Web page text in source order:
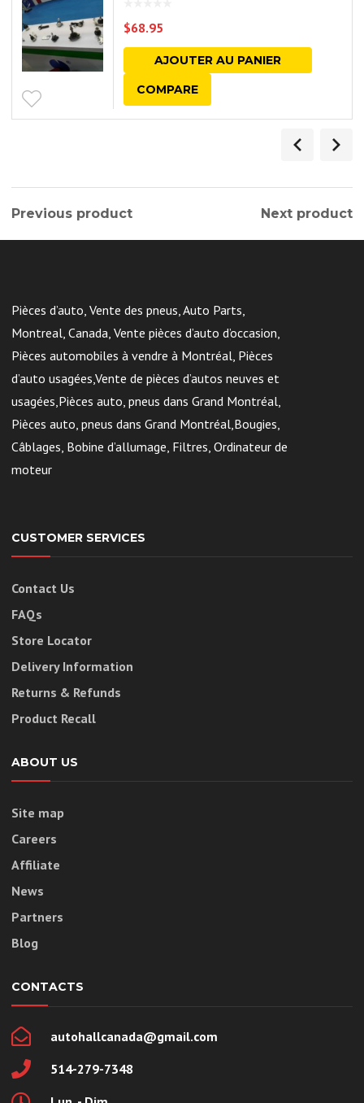
$68.95
AJOUTER AU PANIER
COMPARE
Previous product Next product
Pièces d’auto, Vente des pneus, Auto Parts,
Montreal, Canada, Vente pièces d’auto d’occasion,
Pièces automobiles à vendre à Montréal, Pièces
d’auto usagées,Vente de pièces d’autos neuves et
usagées,Pièces auto, pneus dans Grand Montréal,
Pièces auto, pneus dans Grand Montréal,Bougies,
Câblages, Bobine d’allumage, Filtres, Ordinateur de
moteur
CUSTOMER SERVICES
Contact Us
FAQs
Store Locator
Delivery Information
Returns & Refunds
Product Recall
ABOUT US
Site map
Careers
Affiliate
News
Partners
Blog
CONTACTS
autohallcanada@gmail.com
514-279-7348